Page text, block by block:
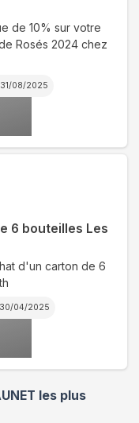
de 10% sur votre
Rosés 2024 chez
31/08/2025
6 bouteilles Les
d'un carton de 6
30/04/2025
les plus